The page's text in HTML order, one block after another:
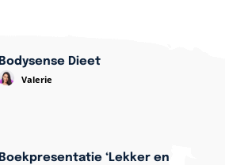
Bodysense Dieet
Valerie
Boekpresentatie ‘Lekker en